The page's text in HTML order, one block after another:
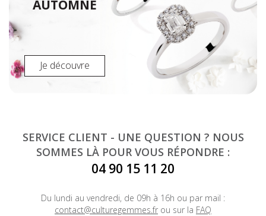
AUTOMNE
Je découvre
SERVICE CLIENT - UNE QUESTION ? NOUS
SOMMES LÀ POUR VOUS RÉPONDRE :
04 90 15 11 20
Du lundi au vendredi, de 09h à 16h ou par mail :
contact@culturegemmes.fr ou sur la FAQ